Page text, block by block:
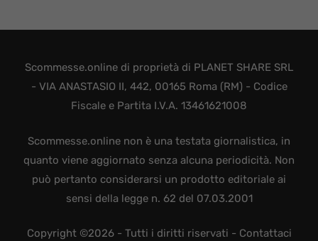
Scommesse.online di proprietà di PLANET SHARE SRL
- VIA ANASTASIO II, 442, 00165 Roma (RM) - Codice
Fiscale e Partita I.V.A. 13461621008
Scommesse.online non è una testata giornalistica, in
quanto viene aggiornato senza alcuna periodicità. Non
può pertanto considerarsi un prodotto editoriale ai
sensi della legge n. 62 del 07.03.2001
Copyright ©2026 - Tutti i diritti riservati - Contattaci